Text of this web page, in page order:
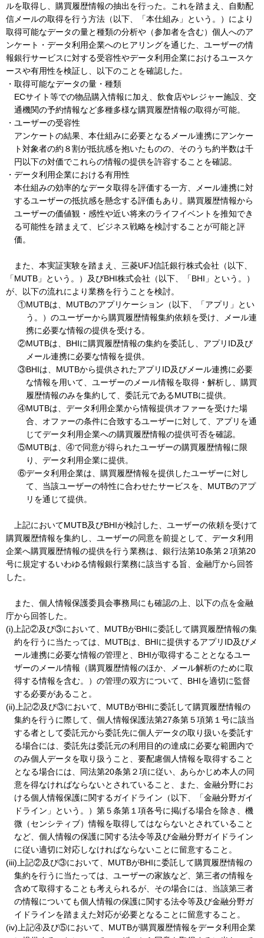
ルを取得し、購買履歴情報の抽出を行った。これを踏まえ、自動配
信メールの取得を行う方法（以下、「本仕組み」という。）により
取得可能なデータの量と種類の分析や（参加者を含む）個人へのア
ンケート・データ利用企業へのヒアリングを通じた、ユーザーの情
報銀行サービスに対する受容性やデータ利用企業におけるユースケ
ースや有用性を検証し、以下のことを確認した。
・取得可能なデータの量・種類
ECサイト等での物品購入情報に加え、飲食店やレジャー施設、交
通機関の予約情報など多種多様な購買履歴情報の取得が可能。
・ユーザーの受容性
アンケートの結果、本仕組みに必要となるメール連携にアンケー
ト対象者の約８割が抵抗感を抱いたものの、そのうち約半数は千
円以下の対価でこれらの情報の提供を許容することを確認。
・データ利用企業における有用性
本仕組みの効率的なデータ取得を評価する一方、メール連携に対
するユーザーの抵抗感を懸念する評価もあり。購買履歴情報から
ユーザーの価値観・感性や近い将来のライフイベントを推知でき
る可能性を踏まえて、ビジネス戦略を検討することが可能と評
価。
また、本実証実験を踏まえ、三菱UFJ信託銀行株式会社（以下、
「MUTB」という。）及びBHI株式会社（以下、「BHI」という。）
が、以下の流れにより業務を行うことを検討。
①MUTBは、MUTBのアプリケーション（以下、「アプリ」とい
う。）のユーザーから購買履歴情報集約依頼を受け、メール連
携に必要な情報の提供を受ける。
②MUTBは、BHIに購買履歴情報の集約を委託し、アプリID及び
メール連携に必要な情報を提供。
③BHIは、MUTBから提供されたアプリID及びメール連携に必要
な情報を用いて、ユーザーのメール情報を取得・解析し、購買
履歴情報のみを集約して、委託元であるMUTBに提供。
④MUTBは、データ利用企業から情報提供オファーを受けた場
合、オファーの条件に合致するユーザーに対して、アプリを通
じてデータ利用企業への購買履歴情報の提供可否を確認。
⑤MUTBは、④で同意が得られたユーザーの購買履歴情報に限
り、データ利用企業に提供。
⑥データ利用企業は、購買履歴情報を提供したユーザーに対し
て、当該ユーザーの特性に合わせたサービスを、MUTBのアプ
リを通じて提供。
上記においてMUTB及びBHIが検討した、ユーザーの依頼を受けて
購買履歴情報を集約し、ユーザーの同意を前提として、データ利用
企業へ購買履歴情報の提供を行う業務は、銀行法第10条第２項第20
号に規定するいわゆる情報銀行業務に該当する旨、金融庁から回答
した。
また、個人情報保護委員会事務局にも確認の上、以下の点を金融
庁から回答した。
(i)上記②及び③において、MUTBがBHIに委託して購買履歴情報の集
約を行うに当たっては、MUTBは、BHIに提供するアプリID及びメ
ール連携に必要な情報の管理と、BHIが取得することとなるユー
ザーのメール情報（購買履歴情報のほか、メール解析のために取
得する情報を含む。）の管理の双方について、BHIを適切に監督
する必要があること。
(ii)上記②及び③において、MUTBがBHIに委託して購買履歴情報の
集約を行うに際して、個人情報保護法第27条第５項第１号に該当
する者として委託元から委託先に個人データの取り扱いを委託す
る場合には、委託先は委託元の利用目的の達成に必要な範囲内で
のみ個人データを取り扱うこと、要配慮個人情報を取得すること
となる場合には、同法第20条第２項に従い、あらかじめ本人の同
意を得なければならないとされていること、また、金融分野にお
ける個人情報保護に関するガイドライン（以下、「金融分野ガイ
ドライン」という。）第５条第１項各号に掲げる場合を除き、機
微（センシティブ）情報を取得してはならないとされていること
など、個人情報の保護に関する法令等及び金融分野ガイドライン
に従い適切に対応しなければならないことに留意すること。
(iii)上記②及び③において、MUTBがBHIに委託して購買履歴情報の
集約を行うに当たっては、ユーザーの家族など、第三者の情報を
含めて取得することも考えられるが、その場合には、当該第三者
の情報についても個人情報の保護に関する法令等及び金融分野ガ
イドラインを踏まえた対応が必要となることに留意すること。
(iv)上記④及び⑤において、MUTBが購買履歴情報をデータ利用企業